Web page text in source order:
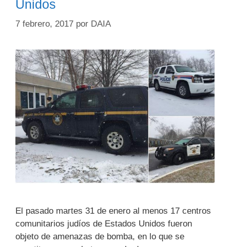
Unidos
7 febrero, 2017 por DAIA
El pasado martes 31 de enero al menos 17 centros
comunitarios judíos de Estados Unidos fueron
objeto de amenazas de bomba, en lo que se